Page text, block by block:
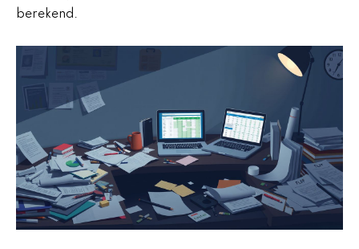
berekend.